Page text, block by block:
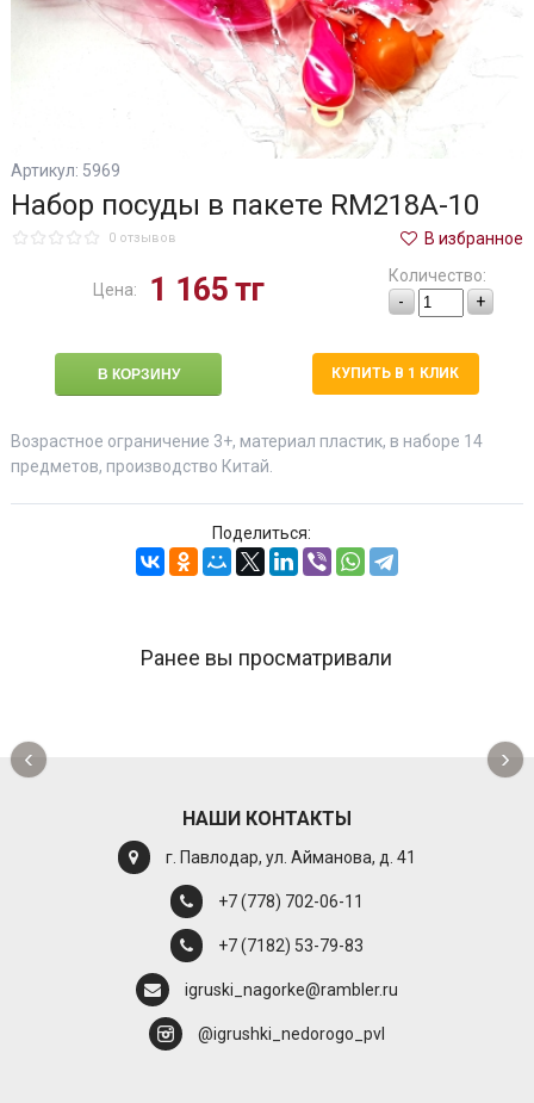
Артикул: 5969
Набор посуды в пакете RM218A-10
0 отзывов В избранное
Цена: 1 165тг
Количество:
-
+
КУПИТЬ В 1 КЛИК
Возрастное ограничение 3+, материал пластик, в наборе 14
предметов, производство Китай.
Поделиться:
Ранее вы просматривали
‹ ›
НАШИ КОНТАКТЫ
г. Павлодар, ул. Айманова, д. 41
+7 (778) 702-06-11
+7 (7182) 53-79-83
igruski_nagorke@rambler.ru
@igrushki_nedorogo_pvl